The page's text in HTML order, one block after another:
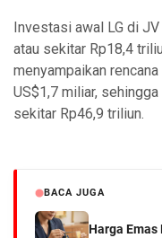
Investasi awal LG di
atau sekitar Rp18,4
menyampaikan
US$1,7 miliar,
sekitar Rp46,9 triliun.
BACA JUGA
Harga